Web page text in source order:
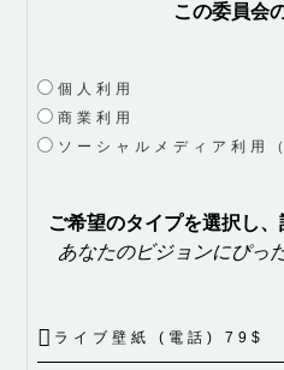
この委員会
個人利用
商業利用
ソーシャルメディア利用
ご希望のタイプを選択し、
あなたのビジョンにぴっ